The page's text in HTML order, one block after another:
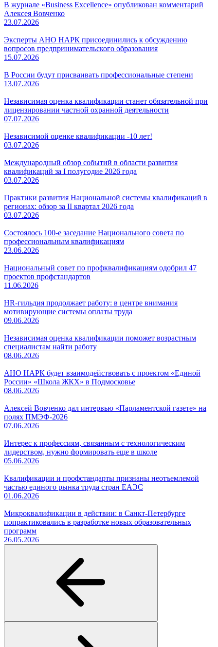
В журнале «Business Excellence» опубликован комментарий
Алексея Вовченко
23.07.2026
Эксперты АНО НАРК присоединились к обсуждению
вопросов предпринимательского образования
15.07.2026
В России будут присваивать профессиональные степени
13.07.2026
Независимая оценка квалификации станет обязательной при
лицензировании частной охранной деятельности
07.07.2026
Независимой оценке квалификации -10 лет!
03.07.2026
Международный обзор событий в области развития
квалификаций за I полугодие 2026 года
03.07.2026
Практики развития Национальной системы квалификаций в
регионах: обзор за II квартал 2026 года
03.07.2026
Состоялось 100-е заседание Национального совета по
профессиональным квалификациям
23.06.2026
Национальный совет по профквалификациям одобрил 47
проектов профстандартов
11.06.2026
HR-гильдия продолжает работу: в центре внимания
мотивирующие системы оплаты труда
09.06.2026
Независимая оценка квалификации поможет возрастным
специалистам найти работу
08.06.2026
АНО НАРК будет взаимодействовать с проектом «Единой
России» «Школа ЖКХ» в Подмосковье
08.06.2026
Алексей Вовченко дал интервью «Парламентской газете» на
полях ПМЭФ-2026
07.06.2026
Интерес к профессиям, связанным с технологическим
лидерством, нужно формировать еще в школе
05.06.2026
Квалификации и профстандарты признаны неотъемлемой
частью единого рынка труда стран ЕАЭС
01.06.2026
Микроквалификации в действии: в Санкт-Петербурге
попрактиковались в разработке новых образовательных
программ
26.05.2026